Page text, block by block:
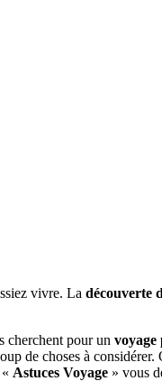
vivre. La découverte
cherchent pour un
de choses à
Astuces Voyage » vous